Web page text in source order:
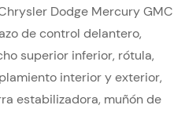
Dodge Mercury GMC
de control delantero,
superior inferior, rótula,
interior y exterior,
estabilizadora, muñón de